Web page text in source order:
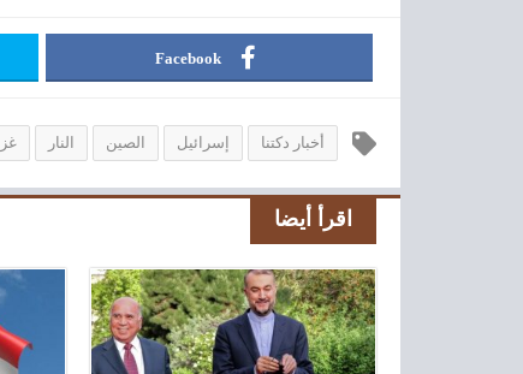
Facebook
أخبار دكتنا إسرائيل الصين النار
اقرأ أيضا